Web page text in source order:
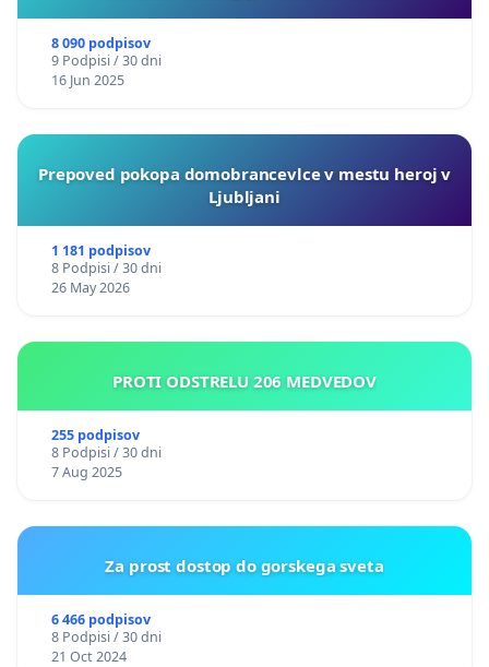
8 090 podpisov
9 Podpisi / 30 dni
16 Jun 2025
Prepoved pokopa domobrancevlce v mestu heroj v
Ljubljani
1 181 podpisov
8 Podpisi / 30 dni
26 May 2026
PROTI ODSTRELU 206 MEDVEDOV
255 podpisov
8 Podpisi / 30 dni
7 Aug 2025
Za prost dostop do gorskega sveta
6 466 podpisov
8 Podpisi / 30 dni
21 Oct 2024